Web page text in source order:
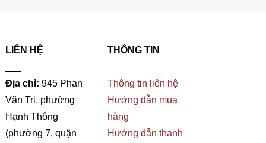
LIÊN HỆ
Địa chỉ: 945 Phan
Văn Trị, phường
Hạnh Thông
(phường 7, quận
THÔNG TIN
Thông tin liên hệ
Hướng dẫn mua
hàng
Hướng dẫn thanh